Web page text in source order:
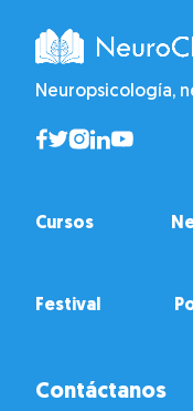
Neuropsicología,
Cursos
Festival
Contáctanos